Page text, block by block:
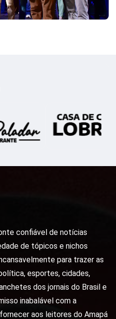
confiável de notícias
de tópicos e nichos
para trazer as
esportes, cidades,
dos jornais do Brasil e
inabalável com a
aos leitores do Amapá